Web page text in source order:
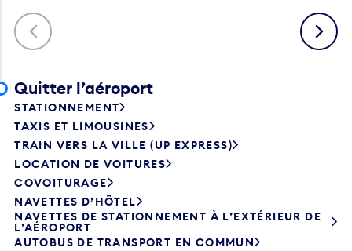
Précédent Suivant
Quitter l’aéroport
STATIONNEMENT
TAXIS ET LIMOUSINES
TRAIN VERS LA VILLE (UP EXPRESS)
LOCATION DE VOITURES
COVOITURAGE
NAVETTES D’HÔTEL
NAVETTES DE STATIONNEMENT À L’EXTÉRIEUR DE
L’AÉROPORT
AUTOBUS DE TRANSPORT EN COMMUN